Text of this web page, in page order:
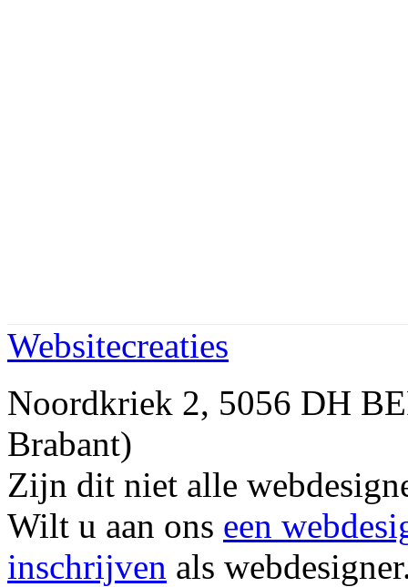
Websitecreaties
Noordkriek 2, 5056 DH
Brabant)
Zijn dit niet alle
Wilt u aan ons een
inschrijven als